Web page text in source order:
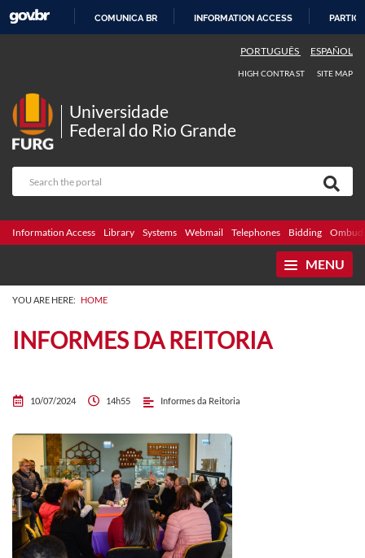
COMUNICA BR INFORMATION ACCESS
PORTUGUÊS ESPAÑOL
HIGH CONTRAST SITE MAP
Universidade
Federal do Rio Grande
Information Access Library Systems Webmail Telephones Bidding
MENU
YOU ARE HERE: HOME
INFORMES DA REITORIA
10/07/2024 14h55 Informes da Reitoria